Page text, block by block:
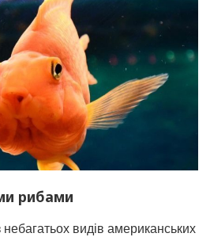
рибами
видів американських